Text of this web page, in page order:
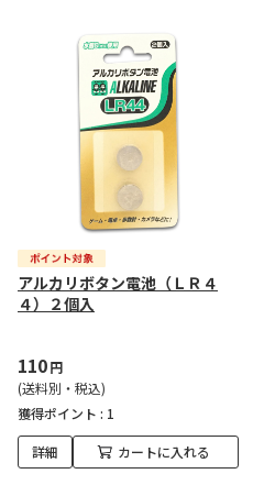
アルカリボタン電池（ＬＲ４
４）２個入
110円
(送料別・税込)
獲得ポイント : 1
詳細 カートに入れる